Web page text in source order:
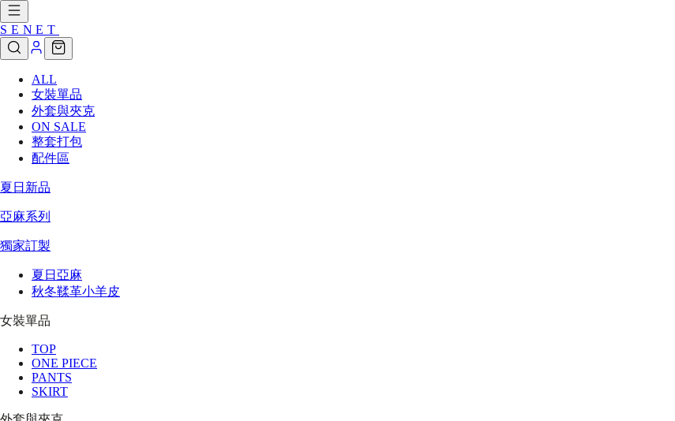
SENET
ALL
女裝單品
外套與夾克
ON SALE
整套打包
配件區
夏日新品
亞麻系列
獨家訂製
夏日亞麻
秋冬鞣革小羊皮
女裝單品
TOP
ONE PIECE
PANTS
SKIRT